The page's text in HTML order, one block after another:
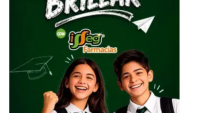
Nacional DIF, instancia encargada de coordinar el envío
del apoyo humanitario.
ADVERTISEMENT